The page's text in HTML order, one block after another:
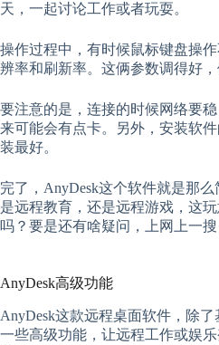
天，一起讨论工作或者玩耍。
操作过程中，有时候鼠标键盘操
辨率和刷新率。这俩参数调得好，
要注意的是，连接的时候网络要
来可能会有点卡。另外，安装软
装最好。
完了，AnyDesk这个软件就是那
是远程教育，还是远程游戏，这
吗？要是还有啥疑问，上网上一搜
AnyDesk高级功能
AnyDesk这款远程桌面软件，除
一些高级功能，让远程工作或娱